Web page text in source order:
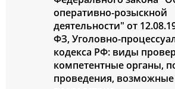
оперативно-розыскной
деятельности" от
ФЗ, Уголовно-
кодекса РФ: виды
компетентные органы,
проведения, возможные